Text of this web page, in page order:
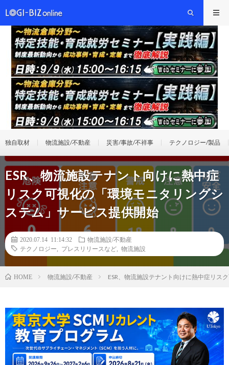
独自取材 物流施設/不動産 災害/事故/不祥事 テクノロジー/製品
ESR、物流施設テナント向けに熱中症
リスク可視化の「環境モニタリングシ
ステム」サービス提供開始
2020.07.14 11:14:32
物流施設/不動産
テクノロジー
プレスリリースなど 物流施設
HOME 物流施設/不動産 ESR、物流施設テナント向けに熱中症リス